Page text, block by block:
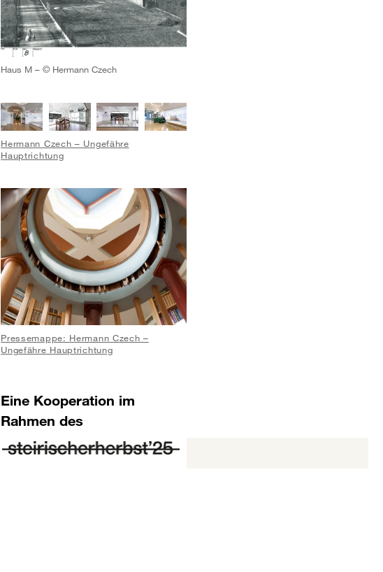
Haus M – © Hermann Czech
Hermann Czech – Ungefähre
Hauptrichtung
Pressemappe: Hermann Czech –
Ungefähre Hauptrichtung
Eine Kooperation im
Rahmen des